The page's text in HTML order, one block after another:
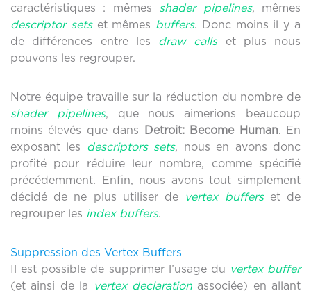
caractéristiques : mêmes shader pipelines, mêmes
descriptor setset mêmes buffers. Donc moins il y a
de différences entre les draw callset plus nous
pouvons les regrouper.
Notre équipe travaille sur la réduction du nombre de
shader pipelines, que nous aimerions beaucoup
moins élevés que dans Detroit: Become Human. En
exposant les descriptors sets, nous en avons donc
profité pour réduire leur nombre, comme spécifié
précédemment. Enfin, nous avons tout simplement
décidé de ne plus utiliser de vertex bufferset de
regrouper les index buffers.
Suppression des Vertex Buffers
Il est possible de supprimer l’usage du vertex buffer
(et ainsi de la vertex declaration associée) en allant